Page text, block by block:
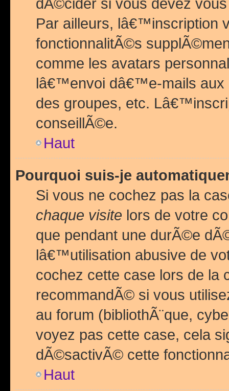
Par ailleurs, lâ€™inscription
fonctionnalitÃ©s
comme les avatars
lâ€™envoi dâ€™e-mails
des groupes, etc.
conseillÃ©e.
Haut
Pourquoi suis-je
Si vous ne cochez pas la
chaque visite lors de votre
que pendant une durÃ©e
lâ€™utilisation abusive de
cochez cette case lors de
recommandÃ© si vous
au forum (bibliothÃ¨que,
voyez pas cette case, cela
dÃ©sactivÃ© cette
Haut